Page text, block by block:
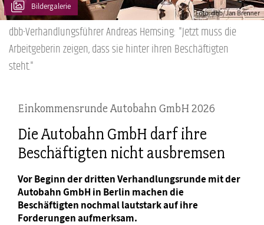
Bildergalerie
dbb-Verhandlungsführer Andreas Hemsing: "Jetzt muss die
Arbeitgeberin zeigen, dass sie hinter ihren Beschäftigten
steht."
Einkommensrunde Autobahn GmbH 2026
Die Autobahn GmbH darf ihre
Beschäftigten nicht ausbremsen
Vor Beginn der dritten Verhandlungsrunde mit der
Autobahn GmbH in Berlin machen die
Beschäftigten nochmal lautstark auf ihre
Forderungen aufmerksam.